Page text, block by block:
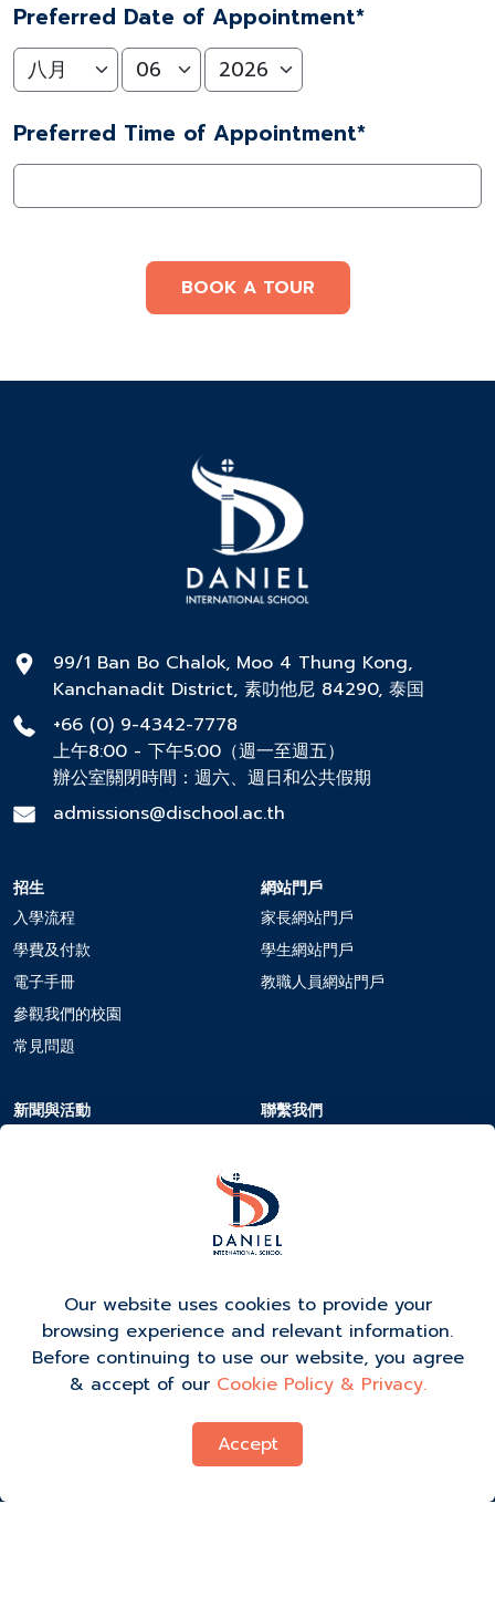
Preferred Date of Appointment*
Preferred Time of Appointment*
BOOK A TOUR
99/1 Ban Bo Chalok, Moo 4 Thung Kong,
Kanchanadit District, 素叻他尼 84290, 泰国
+66 (0) 9-4342-7778
上午8:00 - 下午5:00（週一至週五）
辦公室關閉時間：週六、週日和公共假期
admissions@dischool.ac.th
招生
入學流程
學費及付款
電子手冊
參觀我們的校園
常見問題
網站門戶
家長網站門戶
學生網站門戶
教職人員網站門戶
新聞與活動
聯繫我們
Our website uses cookies to provide your
browsing experience and relevant information.
Before continuing to use our website, you agree
& accept of our Cookie Policy & Privacy.
Accept